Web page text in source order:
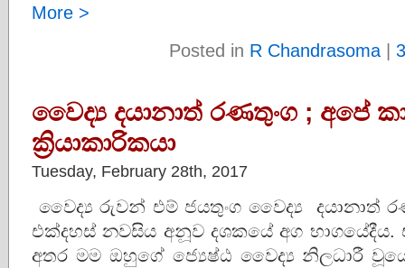
More >
Posted in R Chandrasoma|
වෛද්‍ය දයානාත් රණතුංග ; අපේ
ක්‍රියාකාරිකයා
Tuesday, February 28th, 2017
වෛද්‍ය රුවන් එම් ජයතුංග වෛද්‍ය දයානාත්
එක්දහස් නවසිය අනූව දශකයේ අග
අතර මම ඔහුගේ ජ්‍යෙෂ්ඨ වෛද්‍ය නිලධාරී